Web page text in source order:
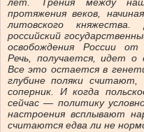
лет. Трения между
протяжения веков,
литовского
российский
освобождения России от
Речь, получается, идет о
Все это остается в
глубине поляки
соперник. И когда
сейчас — политику
настроения всплывают
считаются едва ли не